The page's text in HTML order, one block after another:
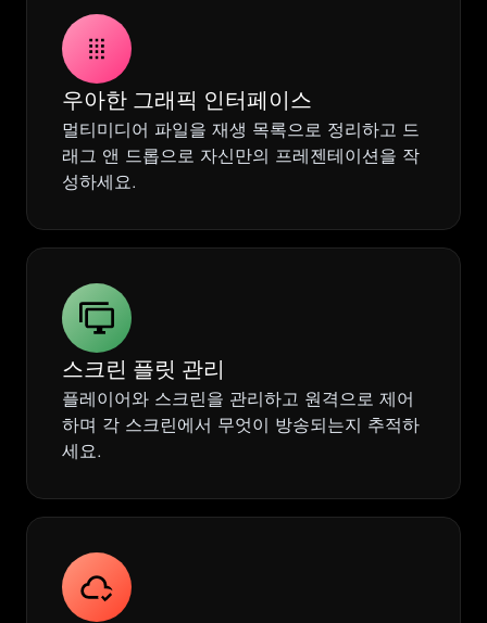
우아한 그래픽 인터페이스
멀티미디어 파일을 재생 목록으로 정리하고 드
래그 앤 드롭으로 자신만의 프레젠테이션을 작
성하세요.
스크린 플릿 관리
플레이어와 스크린을 관리하고 원격으로 제어
하며 각 스크린에서 무엇이 방송되는지 추적하
세요.